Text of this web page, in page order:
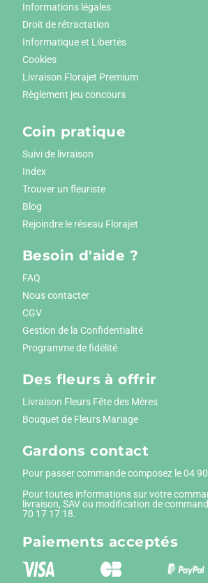
Informations légales
Droit de rétractation
Informatique et Libertés
Cookies
Livraison Florajet Premium
Règlement jeu concours
Coin pratique
Suivi de livraison
Index
Trouver un fleuriste
Blog
Rejoindre le réseau Florajet
Besoin d'aide ?
FAQ
Nous contacter
CGV
Gestion de la Confidentialité
Programme de fidélité
Des fleurs à offrir
Livraison Fleurs Fête des Mères
Bouquet de Fleurs Mariage
Gardons contact
Pour passer commande composez le04
Pour toutes informations sur votre
livraison, SAV ou modification de
70 17 17 18.
Paiements acceptés